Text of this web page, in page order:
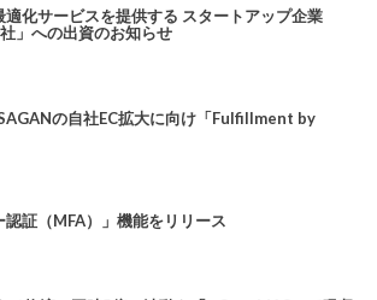
化サービスを提供する スタートアップ企業
」への出資のお知らせ
の自社EC拡大に向け「Fulfillment by
認証（MFA）」機能をリリース